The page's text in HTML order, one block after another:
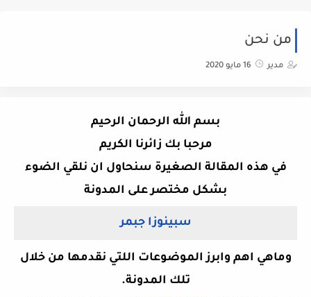
من نحن
مدير 16 مايو 2020
بسم الله الرحمان الرحيم
مرحبا بك زائرنا الكريم
في هذه المقالة الصغيرة سنحاول ان نلقي الضوء
بشكل مختصر على المدونة
سبينوزا جبمر
وماهي اهم وابرز الموضوعات اللتي نقدمها من خلال
تلك المدونة.